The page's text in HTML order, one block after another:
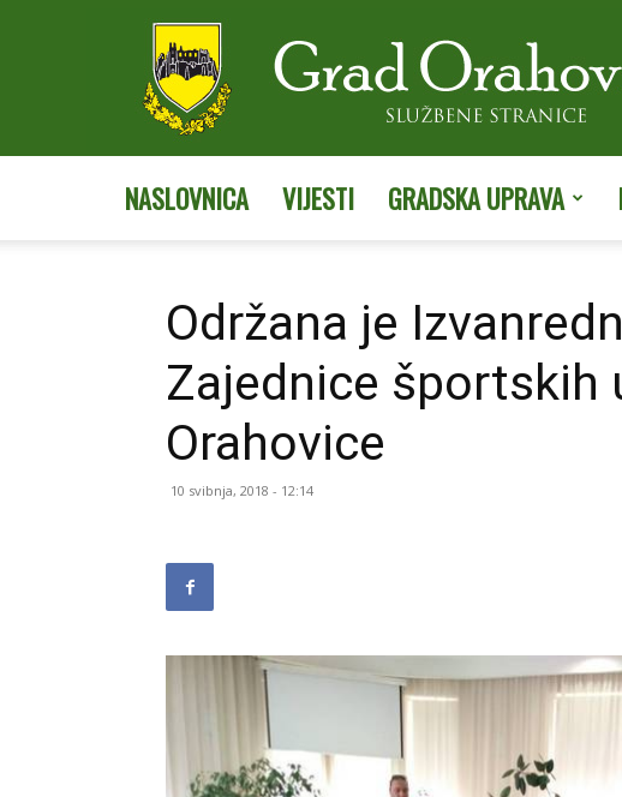
NASLOVNICA VIJESTI GRADSKA UPRAVA
Održana je
Zajednice športskih
Orahovice
10 svibnja, 2018 - 12:14